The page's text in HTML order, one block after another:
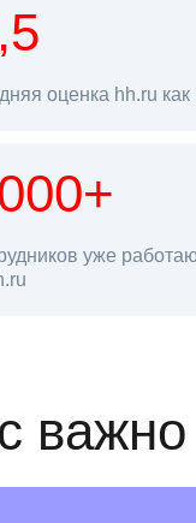
оценка hh.ru
уже
68
важно